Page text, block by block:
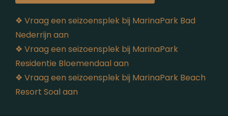
❖ Vraag een seizoensplek bij MarinaPark Bad
Nederrijn aan
❖ Vraag een seizoensplek bij MarinaPark
Residentie Bloemendaal aan
❖ Vraag een seizoensplek bij MarinaPark Beach
Resort Soal aan